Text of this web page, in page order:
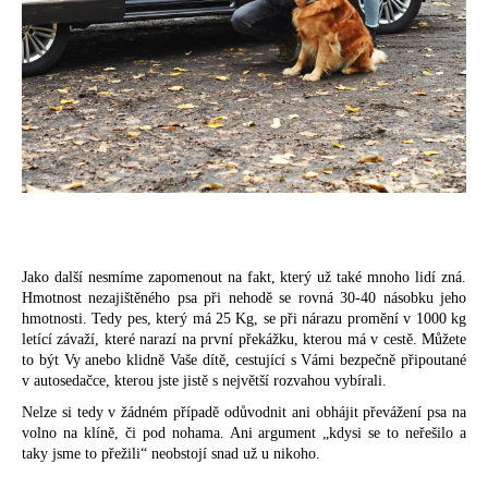
Jako další nesmíme zapomenout na fakt, který už také mnoho lidí zná.
Hmotnost nezajištěného psa při nehodě se rovná 30-40 násobku jeho
hmotnosti. Tedy pes, který má 25 Kg, se při nárazu promění v 1000 kg
letící závaží, které narazí na první překážku, kterou má v cestě. Můžete
to být Vy anebo klidně Vaše dítě, cestující s Vámi bezpečně připoutané
v autosedačce, kterou jste jistě s největší rozvahou vybírali.
Nelze si tedy v žádném případě odůvodnit ani obhájit převážení psa na
volno na klíně, či pod nohama. Ani argument „kdysi se to neřešilo a
taky jsme to přežili“ neobstojí snad už u nikoho.